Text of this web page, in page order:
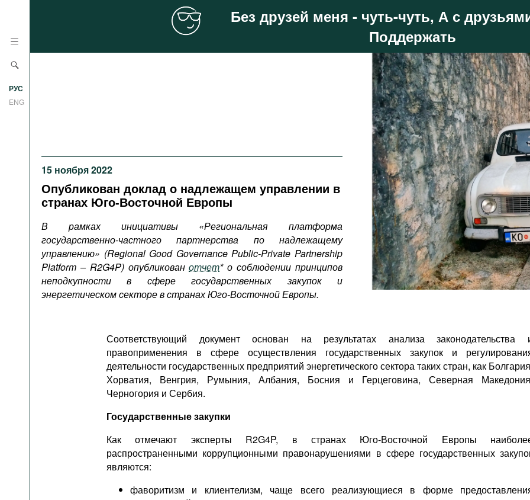
РУС
ENG
Международных организаций
Литература
Сайты
Документы международных
организаций
Фильмы
Подкасты
Книжная полка
О проекте
Без друзей меня - чуть-чуть, А с
Поддержать
15 ноября 2022
Опубликован доклад о надлежащем управлении в
странах Юго-Восточной Европы
В рамках инициативы «Региональная платформа
государственно-частного партнерства по надлежащему
управлению» (Regional Good Governance Public-Private Partnership
Platform – R2G4P) опубликованотчет* о соблюдении принципов
неподкупности в сфере государственных закупок и
энергетическом секторе в странах Юго-Восточной Европы.
Соответствующий документ основан на результатах анализа законодательства
правоприменения в сфере осуществления государственных закупок и
деятельности государственных предприятий энергетического сектора таких стран, как
Хорватия, Венгрия, Румыния, Албания, Босния и Герцеговина, Северная
Черногория и Сербия.
Государственные закупки
Как отмечают эксперты R2G4P, в странах Юго-Восточной Европы
распространенными коррупционными правонарушениями в сфере государственных
являются:
фаворитизм и клиентелизм, чаще всего реализующиеся в форме